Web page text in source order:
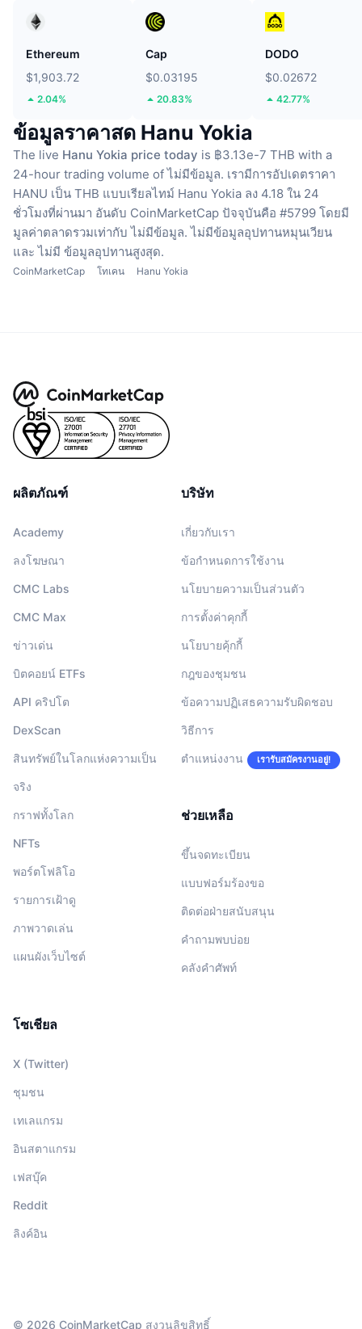
Ethereum
$1,903.72
2.04%
Cap
$0.03195
20.83%
DODO
$0.02672
42.77%
ข้อมูลราคาสด Hanu Yokia
The live Hanu Yokia price today is ฿3.13e-7 THB with a
24-hour trading volume of ไม่มีข้อมูล. เรามีการอัปเดตราคา
HANU เป็น THB แบบเรียลไทม์ Hanu Yokia ลง 4.18 ใน 24
ชั่วโมงที่ผ่านมา อันดับ CoinMarketCap ปัจจุบันคือ #5799 โดยมี
มูลค่าตลาดรวมเท่ากับ ไม่มีข้อมูล. ไม่มีข้อมูลอุปทานหมุนเวียน
และ ไม่มี ข้อมูลอุปทานสูงสุด.
CoinMarketCap โทเคน Hanu Yokia
ผลิตภัณฑ์
Academy
ลงโฆษณา
CMC Labs
CMC Max
ข่าวเด่น
บิตคอยน์ ETFs
API คริปโต
DexScan
สินทรัพย์ในโลกแห่งความเป็น
จริง
กราฟทั้งโลก
NFTs
พอร์ตโฟลิโอ
รายการเฝ้าดู
ภาพวาดเล่น
แผนผังเว็บไซต์
บริษัท
เกี่ยวกับเรา
ข้อกำหนดการใช้งาน
นโยบายความเป็นส่วนตัว
การตั้งค่าคุกกี้
นโยบายคุ้กกี้
กฎของชุมชน
ข้อความปฏิเสธความรับผิดชอบ
วิธีการ
ตำแหน่งงาน เรารับสมัครงานอยู่!
ช่วยเหลือ
ขึ้นจดทะเบียน
แบบฟอร์มร้องขอ
ติดต่อฝ่ายสนับสนุน
คำถามพบบ่อย
คลังคำศัพท์
โซเชียล
X (Twitter)
ชุมชน
เทเลแกรม
อินสตาแกรม
เฟสบุ๊ค
Reddit
ลิงค์อิน
© 2026 CoinMarketCap สงวนลิขสิทธิ์